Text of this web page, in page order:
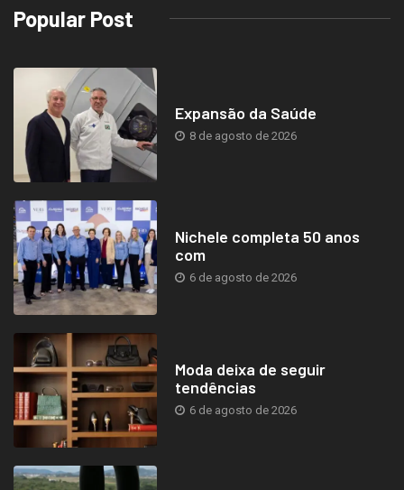
Popular Post
Expansão da Saúde
8 de agosto de 2026
Nichele completa 50 anos
com
6 de agosto de 2026
Moda deixa de seguir
tendências
6 de agosto de 2026